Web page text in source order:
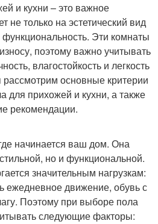
и кухни – это важное
не только на эстетический вид
Эти комнаты
поэтому важно учитывать
влагостойкость и легкость
основные критерии
для прихожей и кухни, а также
рекомендации.
начинается ваш дом. Она
но и функциональной.
значительным нагрузкам:
ежедневное движение, обувь с
Поэтому при выборе пола
следующие факторы: